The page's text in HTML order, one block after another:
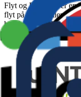
Flyt og Elvestien er en
flyt på barnålsstier.
hverken teknisk eller
Jordet
30 min t/r
Jordet byr på fine
Terrenget er
mest flyt.